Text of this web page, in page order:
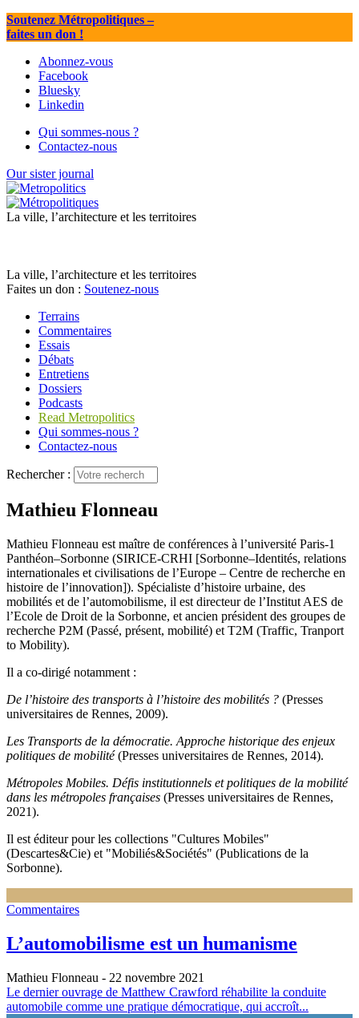
Soutenez Métropolitiques–
faites un don !
Abonnez-vous
Facebook
Bluesky
Linkedin
Qui sommes-nous ?
Contactez-nous
Our sister journal
La ville, l’architecture et les territoires
La ville, l’architecture et les territoires
Faites un don : Soutenez-nous
Terrains
Commentaires
Essais
Débats
Entretiens
Dossiers
Podcasts
Read Metropolitics
Qui sommes-nous ?
Contactez-nous
Rechercher :
Mathieu Flonneau
Mathieu Flonneau est maître de conférences à l’université Paris‑1
Panthéon–Sorbonne (SIRICE-CRHI [Sorbonne–Identités, relations
internationales et civilisations de l’Europe – Centre de recherche en
histoire de l’innovation]). Spécialiste d’histoire urbaine, des
mobilités et de l’automobilisme, il est directeur de l’Institut AES de
l’Ecole de Droit de la Sorbonne, et ancien président des groupes de
recherche P2M (Passé, présent, mobilité) et T2M (Traffic, Tranport
to Mobility).
Il a co-dirigé notamment :
De l’histoire des transports à l’histoire des mobilités ? (Presses
universitaires de Rennes, 2009).
Les Transports de la démocratie. Approche historique des enjeux
politiques de mobilité(Presses universitaires de Rennes, 2014).
Métropoles Mobiles. Défis institutionnels et politiques de la mobilité
dans les métropoles françaises (Presses universitaires de Rennes,
2021).
Il est éditeur pour les collections "Cultures Mobiles"
(Descartes&Cie) et "Mobiliés&Sociétés" (Publications de la
Sorbonne).
Commentaires
L’automobilisme est un humanisme
Mathieu Flonneau - 22 novembre 2021
Le dernier ouvrage de Matthew Crawford réhabilite la conduite
automobile comme une pratique démocratique, qui accroît...